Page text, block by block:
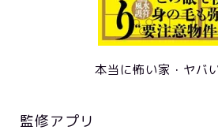
本当に怖い家・ヤバ
監修アプリ